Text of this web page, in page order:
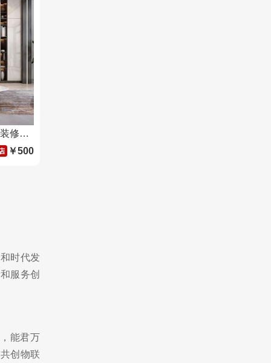
海尔全屋家居 现代轻奢风整屋装修设计玄关柜酒柜衣柜书房定制
￥500
时代发
服务创
能君万
创物联